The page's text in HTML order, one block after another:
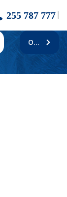
255 787 777
ODEBÍRAT